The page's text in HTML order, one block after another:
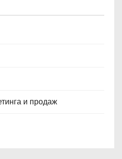
и продаж